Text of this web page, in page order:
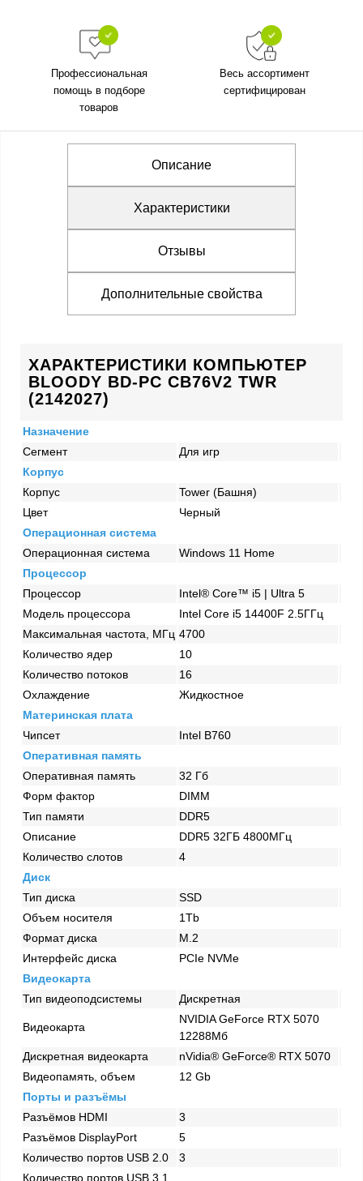
Профессиональная
помощь в подборе
товаров
Весь ассортимент
сертифицирован
Описание
Характеристики
Отзывы
Дополнительные свойства
ХАРАКТЕРИСТИКИ КОМПЬЮТЕР
BLOODY BD-PC CB76V2 TWR
(2142027)
Назначение
Сегмент
Для игр
Корпус
Корпус
Tower (Башня)
Цвет
Черный
Операционная система
Операционная система
Windows 11 Home
Процессор
Процессор
Intel® Core™ i5 | Ultra 5
Модель процессора
Intel Core i5 14400F 2.5ГГц
Максимальная частота, МГц 4700
Количество ядер
10
Количество потоков
16
Охлаждение
Жидкостное
Материнская плата
Чипсет
Intel B760
Оперативная память
Оперативная память
32 Гб
Форм фактор
DIMM
Тип памяти
DDR5
Описание
DDR5 32ГБ 4800МГц
Количество слотов
4
Диск
Тип диска
SSD
Объем носителя
1Tb
Формат диска
M.2
Интерфейс диска
PCIe NVMe
Видеокарта
Тип видеоподсистемы
Дискретная
Видеокарта
NVIDIA GeForce RTX 5070
12288Мб
Дискретная видеокарта
nVidia® GeForce® RTX 5070
Видеопамять, объем
12 Gb
Порты и разъёмы
Разъёмов HDMI
3
Разъёмов DisplayPort
5
Количество портов USB 2.0
3
Количество портов USB 3.1